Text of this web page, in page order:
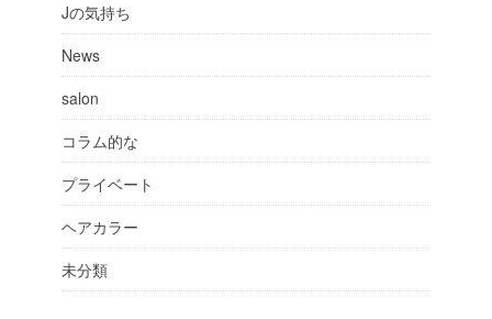
Jの気持ち
News
salon
コラム的な
プライベート
ヘアカラー
未分類